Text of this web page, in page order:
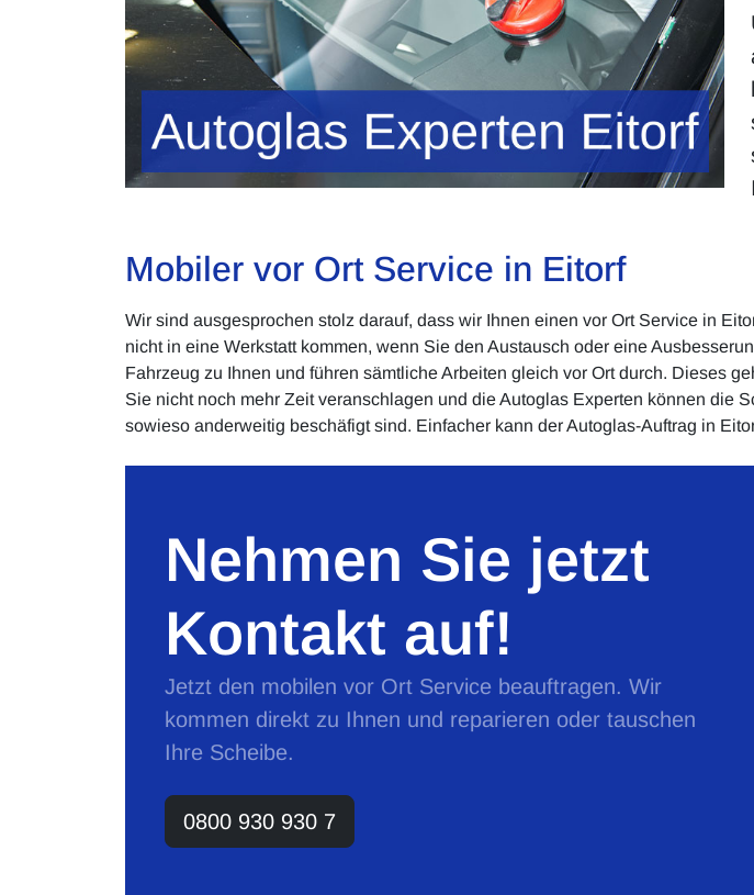
Mobiler vor Ort Service in Eitorf
Wir sind ausgesprochen stolz darauf, dass wir Ihnen einen vor Ort Service in
nicht in eine Werkstatt kommen, wenn Sie den Austausch oder eine
Fahrzeug zu Ihnen und führen sämtliche Arbeiten gleich vor Ort durch. Dieses
Sie nicht noch mehr Zeit veranschlagen und die Autoglas Experten können die
sowieso anderweitig beschäfigt sind. Einfacher kann der Autoglas-Auftrag in
Nehmen Sie jetzt
Kontakt auf!
Jetzt den mobilen vor Ort Service beauftragen. Wir
kommen direkt zu Ihnen und reparieren oder tauschen
Ihre Scheibe.
0800 930 930 7